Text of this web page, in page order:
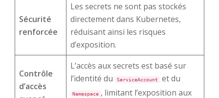
Sécurité
renforcée
Les secrets ne sont pas stockés
directement dans Kubernetes,
réduisant ainsi les risques
d’exposition.
Contrôle
d’accès
L’accès aux secrets est basé sur
l’identité du
ServiceAccount et du
Namespace , limitant l’exposition aux